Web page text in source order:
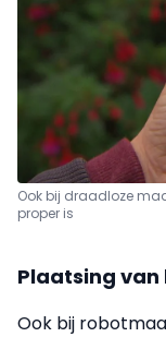
Ook bij draadloze
proper is
Plaatsing
Ook bij